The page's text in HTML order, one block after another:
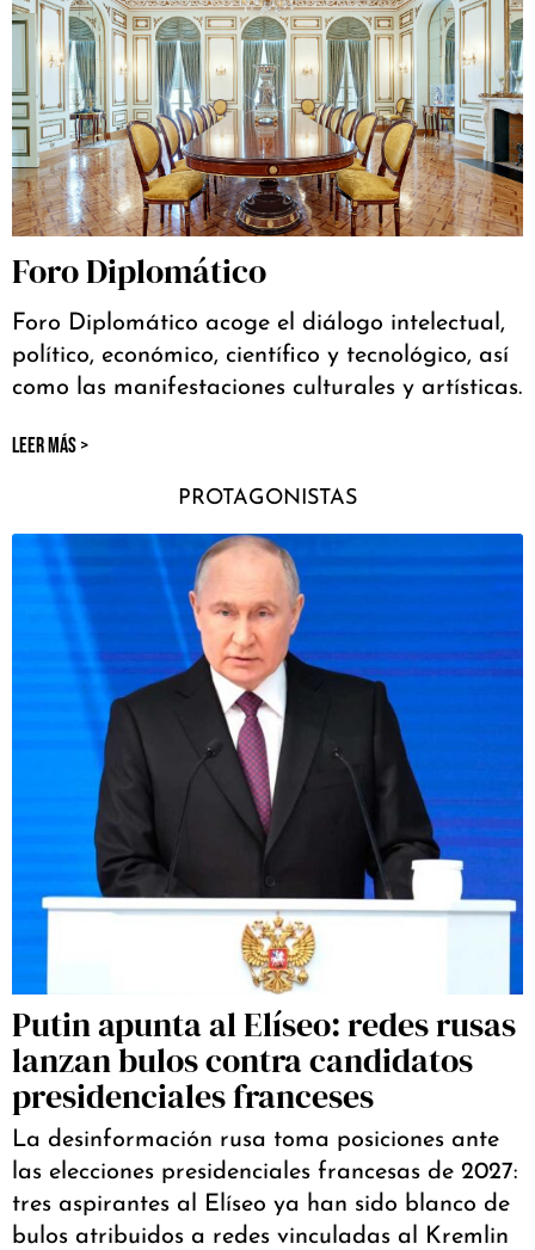
Foro Diplomático
Foro Diplomático acoge el diálogo intelectual,
político, económico, científico y tecnológico, así
como las manifestaciones culturales y artísticas.
LEER MÁS >
PROTAGONISTAS
Putin apunta al Elíseo: redes rusas
lanzan bulos contra candidatos
presidenciales franceses
La desinformación rusa toma posiciones ante
las elecciones presidenciales francesas de 2027:
tres aspirantes al Elíseo ya han sido blanco de
bulos atribuidos a redes vinculadas al Kremlin